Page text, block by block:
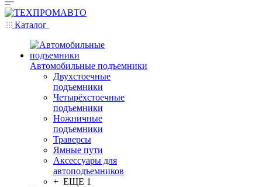
Каталог
Автомобильные подъемники
Двухстоечные
подъемники
Четырёхстоечные
подъемники
Ножничные
подъемники
Траверсы
Ямные пути
Аксессуары для
автоподъемников
+ ЕЩЕ 1